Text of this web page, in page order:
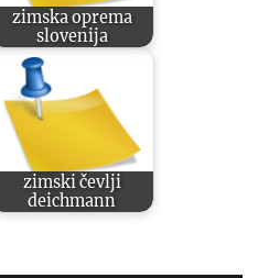
zimska oprema
slovenija
zimski čevlji
deichmann